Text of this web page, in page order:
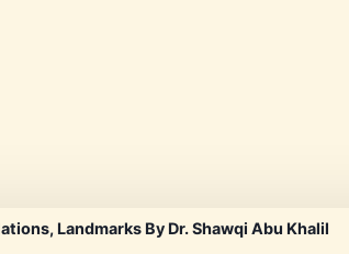
Landmarks By Dr. Shawqi Abu Khalil